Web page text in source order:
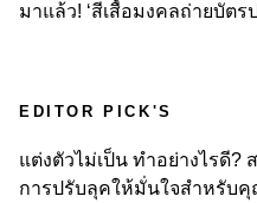
มาแล้ว! ‘สีเสื้อมงคลถ่ายบัต
EDITOR PICK'S
แต่งตัวไม่เป็น ทำอย่างไรดี?
การปรับลุคให้มั่นใจสำหรับ